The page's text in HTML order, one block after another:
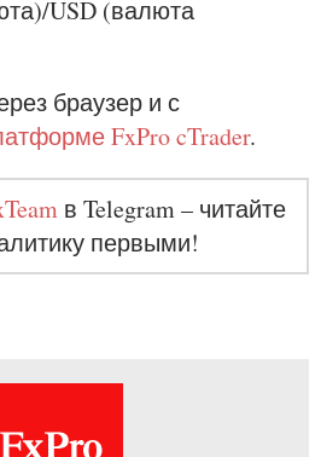
USD (валюта
браузер и с
FxPro cTrader.
в Telegram – читайте
первыми!